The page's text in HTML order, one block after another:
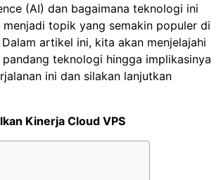
(AI) dan bagaimana teknologi ini
topik yang semakin populer di
artikel ini, kita akan menjelajahi
teknologi hingga implikasinya
ini dan silakan lanjutkan
Kinerja Cloud VPS